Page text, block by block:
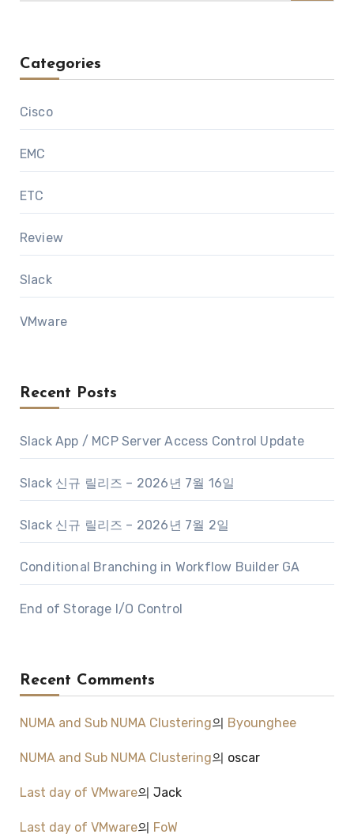
Categories
Cisco
EMC
ETC
Review
Slack
VMware
Recent Posts
Slack App / MCP Server Access Control Update
Slack 신규 릴리즈 – 2026년 7월 16일
Slack 신규 릴리즈 – 2026년 7월 2일
Conditional Branching in Workflow Builder GA
End of Storage I/O Control
Recent Comments
NUMA and Sub NUMA Clustering의 Byounghee
NUMA and Sub NUMA Clustering의 oscar
Last day of VMware의 Jack
Last day of VMware의 FoW